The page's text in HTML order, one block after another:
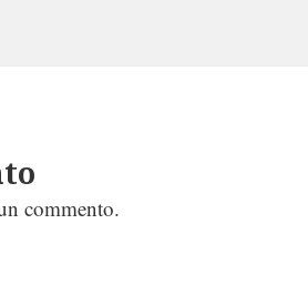
commento.